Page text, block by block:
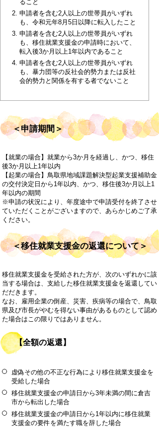
ること
申請者を含む2人以上の世帯員がいずれ
も、令和元年8月5日以降に転入したこと
申請者を含む2人以上の世帯員がいずれ
も、移住就業支援金の申請時において、
転入後3か月以上1年以内であること
申請者を含む2人以上の世帯員がいずれ
も、暴力団等の反社会的勢力または反社
会的勢力と関係を有する者でないこと
＜申請期間＞
【就業の場合】就業から3か月を経過し、かつ、移住
後3か月以上1年以内
【起業の場合】鳥取県地域課題解決型起業支援補助金
の交付決定日から1年以内、かつ、移住後3か月以上1
年以内の期間
※申請の状況により、年度途中で申請受付を終了させ
ていただくことがございますので、あらかじめご了承
ください。
＜移住就業支援金の返還について＞
移住就業支援金を受給された方が、次のいずれかに該
当する場合は、支給した移住就業支援金を返還してい
だだきます。
なお、雇用企業の倒産、災害、疾病等の場合で、鳥取
県及び市長がやむを得ない事由があるものとして認め
た場合はこの限りではありません。
【全額の返還】
虚偽その他の不正な行為により移住就業支援金を
受給した場合
移住就業支援金の申請日から3年未満の間に倉吉
市から転出した場合
移住就業支援金の申請日から1年以内に移住就業
支援金の要件を満たす職を辞した場合